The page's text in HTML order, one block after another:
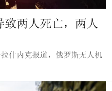
两人死亡，两人
什内克报道，俄罗斯无人机